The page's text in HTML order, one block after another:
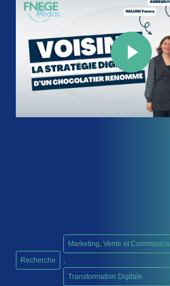
Recherche
Marketing, Vente et
Transformation Digitale